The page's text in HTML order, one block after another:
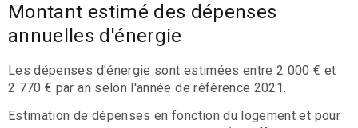
Montant estimé des dépenses
annuelles d'énergie
Les dépenses d'énergie sont estimées entre 2 000 € et
2 770 € par an selon l'année de référence 2021.
Estimation de dépenses en fonction du logement et pour